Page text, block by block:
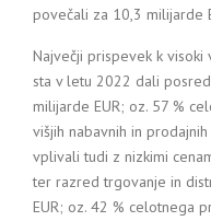
povečali za 10,3 milijarde
Največji prispevek k visoki
sta v letu 2022 dali
milijarde EUR; oz. 57 %
višjih nabavnih in
vplivali tudi z nizkimi
ter razred trgovanje in
EUR; oz. 42 % celotnega